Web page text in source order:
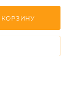
КОРЗИНУ